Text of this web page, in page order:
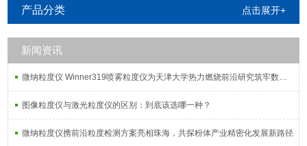
产品分类 点击展开+
新闻资讯
微纳粒度仪 Winner319喷雾粒度仪为天津大学热力燃烧前沿研究筑牢数据根基
图像粒度仪与激光粒度仪的区别：到底该选哪一种？
微纳粒度仪携前沿粒度检测方案亮相珠海，共探粉体产业精密化发展新路径